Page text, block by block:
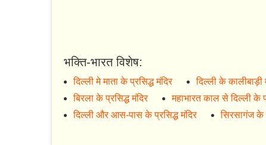
भक्ति-भारत विशेष:
दिल्ली मे माता के प्रसिद्ध मंदिर दिल्ली के कालीबाड़ी
बिरला के प्रसिद्ध मंदिर
महाभारत काल से दिल्ली के
दिल्ली और आस-पास के प्रसिद्ध मंदिर
सिरसागंज के